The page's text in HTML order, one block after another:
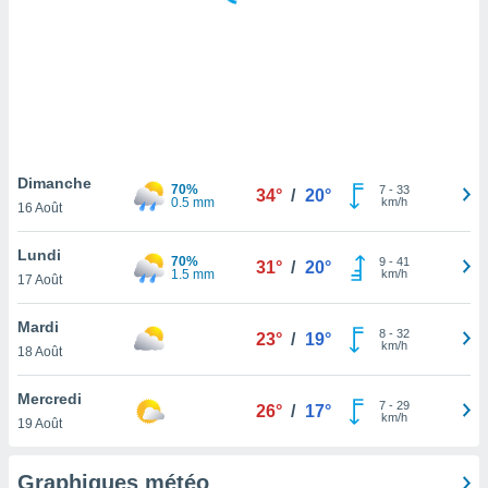
notre
que
et que
Dimanche
16 Août
70%
0.5 mm
34° / 20° 7- 33
km/h
Lundi
17 Août
70%
1.5 mm
31° / 20° 9- 41
km/h
Mardi
18 Août
23° / 19° 8- 32
km/h
Mercredi
19 Août
26° / 17° 7- 29
km/h
Graphiques météo